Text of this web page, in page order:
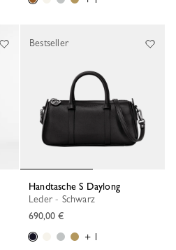
Handtasche S Daylong
Leder - Schwarz
690,00 €
+ 1
Bestseller